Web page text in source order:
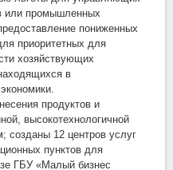
или промышленных
пониженных
приоритетных для
хозяйствующих
в
продуктов и
высокотехнологичной
созданы 12 центров услуг
пунктов для
ГБУ «Малый бизнес